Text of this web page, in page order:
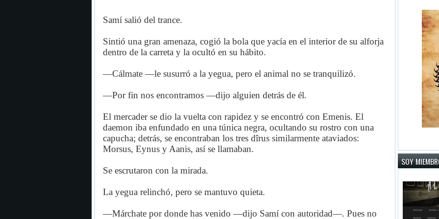
Samí salió del trance.
Sintió una gran amenaza, cogió la bola que yacía en el interior de su alforja
dentro de la carreta y la ocultó en su hábito.
—Cálmate —le susurró a la yegua, pero el animal no se tranquilizó.
—Por fin nos encontramos —dijo alguien detrás de él.
El mercader se dio la vuelta con rapidez y se encontró con Emenis. El
daemon iba enfundado en una túnica negra, ocultando su rostro con una
capucha; detrás, se encontraban los tres dîrus similarmente ataviados:
Morsus, Eynus y Aanis, así se llamaban.
Se escrutaron con la mirada.
La yegua relinchó, pero se mantuvo quieta.
—Márchate por donde has venido —dijo Samí con autoridad—. Pues no
SOY